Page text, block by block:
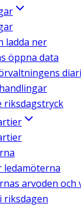
ladda ner
öppna data
riksdagstryck
ledamöterna
arvoden och
riksdagen